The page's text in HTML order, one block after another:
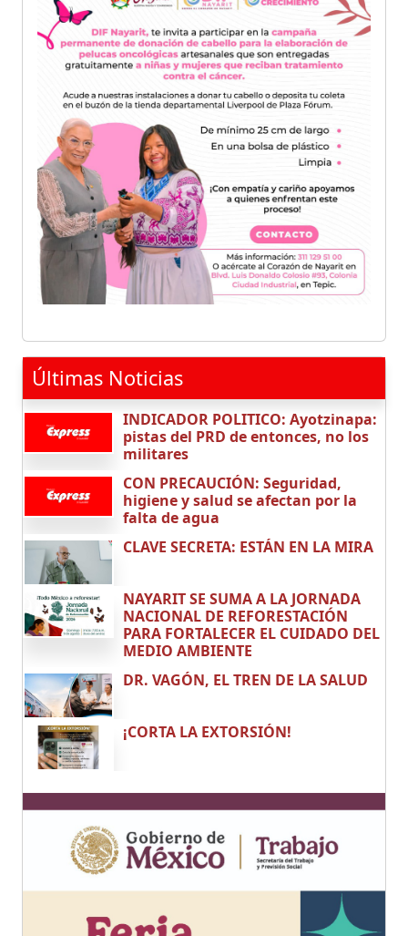
Últimas Noticias
INDICADOR POLITICO: Ayotzinapa:
pistas del PRD de entonces, no los
militares
CON PRECAUCIÓN: Seguridad,
higiene y salud se afectan por la
falta de agua
CLAVE SECRETA: ESTÁN EN LA MIRA
NAYARIT SE SUMA A LA JORNADA
NACIONAL DE REFORESTACIÓN
PARA FORTALECER EL CUIDADO DEL
MEDIO AMBIENTE
DR. VAGÓN, EL TREN DE LA SALUD
¡CORTA LA EXTORSIÓN!